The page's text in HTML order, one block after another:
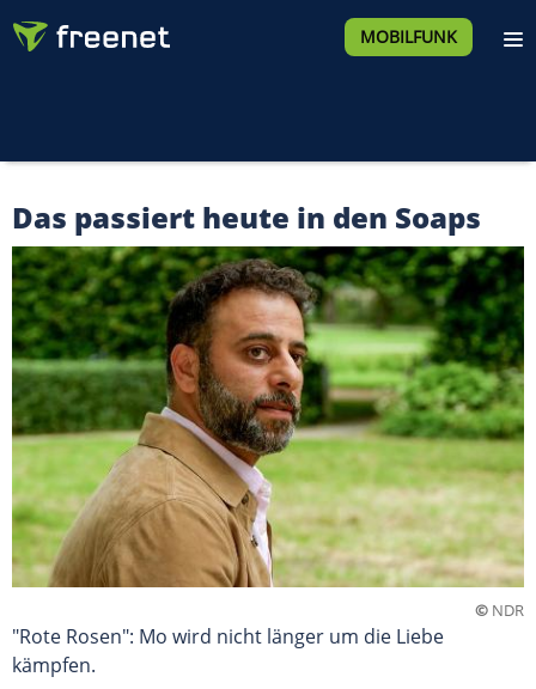
MOBILFUNK
Das passiert heute in den Soaps
© NDR
"Rote Rosen": Mo wird nicht länger um die Liebe
kämpfen.